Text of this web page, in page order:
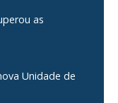
as
Unidade de